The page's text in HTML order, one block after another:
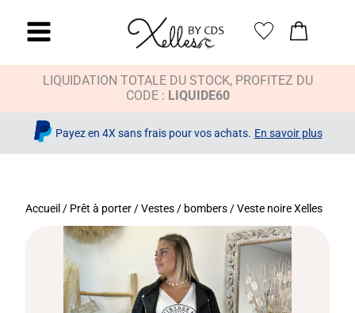
LIQUIDATION TOTALE DU STOCK, PROFITEZ DU
CODE : LIQUIDE60
Payez en 4X sans frais pour vos achats. En savoir plus
Accueil / Prêt à porter /Vestes / bombers / Veste noire Xelles